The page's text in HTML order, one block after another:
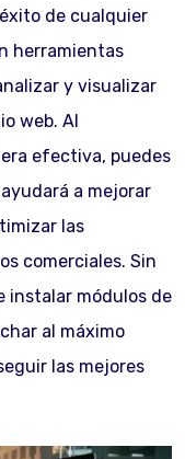
de cualquier
herramientas
y visualizar
web. Al
efectiva, puedes
a mejorar
las
comerciales. Sin
instalar módulos de
al máximo
las mejores